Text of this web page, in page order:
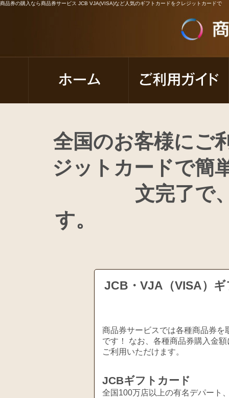
商品券の購入なら商品券サービス JCB VJA(VISA)など人気のギフトカードをクレジットカードで
全国のお客様にご
ジットカードで簡
文完了で
す。 商
JCB・VJA（VISA）
商品券サービスでは各種商品券
です！ なお、各種商品券購入金
ご利用いただけます。
JCBギフトカード
全国100万店以上の有名デパート